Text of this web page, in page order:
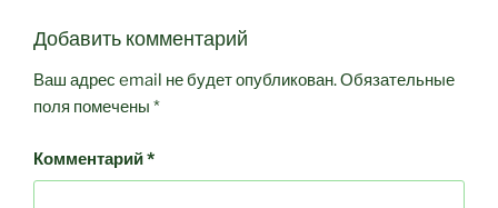
Добавить комментарий
Ваш адрес email не будет опубликован.Обязательные
поля помечены *
Комментарий*